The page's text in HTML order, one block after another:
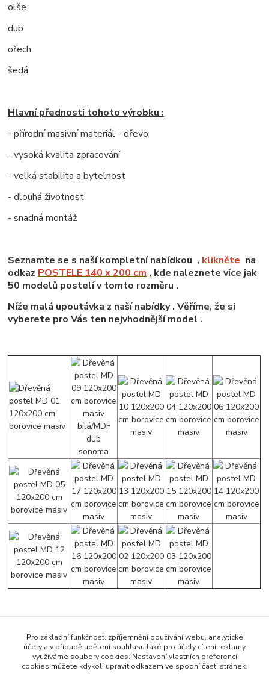
olše
dub
ořech
šedá
Hlavní přednosti tohoto výrobku :
- přírodní masivní materiál - dřevo
- vysoká kvalita zpracování
- velká stabilita a bytelnost
- dlouhá životnost
- snadná montáž
Seznamte se s naší kompletní nabídkou , klikněte na
odkaz POSTELE 140 x 200 cm , kde naleznete více jak
50 modelů postelí v tomto rozměru .
Níže malá upoutávka z naší nabídky . Věříme, že si
vyberete pro Vás ten nejvhodnější model .
Zboží zařazeno v kategoriích
Postele 140 x 200 cm
Pro základní funkčnost, zpříjemnění používání webu, analytické
účely a v případě udělení souhlasu také pro účely cílení reklamy
využíváme soubory cookies. Nastavení vlastních preferencí
cookies můžete kdykoli upravit odkazem ve spodní části stránek.